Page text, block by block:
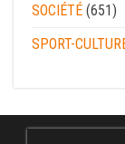
SOCIÉTÉ (651)
SPORT-